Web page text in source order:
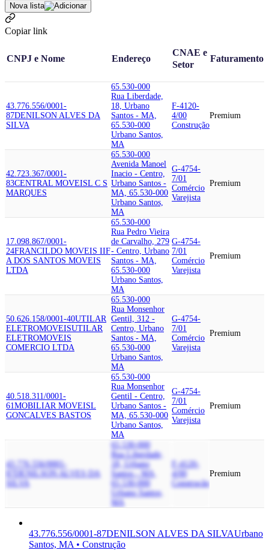
Nova lista
Copiar link
CNPJ e Nome Endereço
CNAE e
Setor
Faturamento
43.776.556/0001-
87DENILSON ALVES DA
SILVA
65.530-000
Rua Liberdade,
18, Urbano
Santos - MA,
65.530-000
Urbano Santos,
MA
F-4120-
4/00
Construção
Premium
42.723.367/0001-
83CENTRAL MOVEISL C S
MARQUES
65.530-000
Avenida Manoel
Inacio - Centro,
Urbano Santos -
MA, 65.530-000
Urbano Santos,
MA
G-4754-
7/01
Comércio
Varejista
Premium
17.098.867/0001-
24FRANCILDO MOVEIS IIF
A DOS SANTOS MOVEIS
LTDA
65.530-000
Rua Pedro Vieira
de Carvalho, 279
- Centro, Urbano
Santos - MA,
65.530-000
Urbano Santos,
MA
G-4754-
7/01
Comércio
Varejista
Premium
50.626.158/0001-40UTILAR
ELETROMOVEISUTILAR
ELETROMOVEIS
COMERCIO LTDA
65.530-000
Rua Monsenhor
Gentil, 312 -
Centro, Urbano
Santos - MA,
65.530-000
Urbano Santos,
MA
G-4754-
7/01
Comércio
Varejista
Premium
40.518.311/0001-
61 MOBILIAR MOVEISL
GONCALVES BASTOS
65.530-000
Rua Monsenhor
Gentil - Centro,
Urbano Santos -
MA, 65.530-000
Urbano Santos,
MA
G-4754-
7/01
Comércio
Varejista
Premium
43.776.556/0001-
DENILSON ALVES DA
65.530-000
Rua Liberdade,
18, Urbano
Santos - MA,
65.530-000
Urbano Santos,
MA
F-4120-
4/00
Construção
Premium
43.776.556/0001-87DENILSON ALVES DA SILVAUrbano
Santos, MA • Construção